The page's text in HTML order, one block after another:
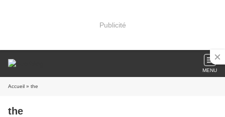
Publicité
MENU
Accueil » the
the